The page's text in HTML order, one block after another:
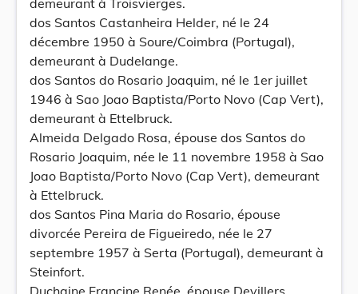
demeurant à Troisvierges.
dos Santos Castanheira Helder, né le 24
décembre 1950 à Soure/Coimbra (Portugal),
demeurant à Dudelange.
dos Santos do Rosario Joaquim, né le 1er juillet
1946 à Sao Joao Baptista/Porto Novo (Cap Vert),
demeurant à Ettelbruck.
Almeida Delgado Rosa, épouse dos Santos do
Rosario Joaquim, née le 11 novembre 1958 à Sao
Joao Baptista/Porto Novo (Cap Vert), demeurant
à Ettelbruck.
dos Santos Pina Maria do Rosario, épouse
divorcée Pereira de Figueiredo, née le 27
septembre 1957 à Serta (Portugal), demeurant à
Steinfort.
Duchaine Francine Renée, épouse Devillers